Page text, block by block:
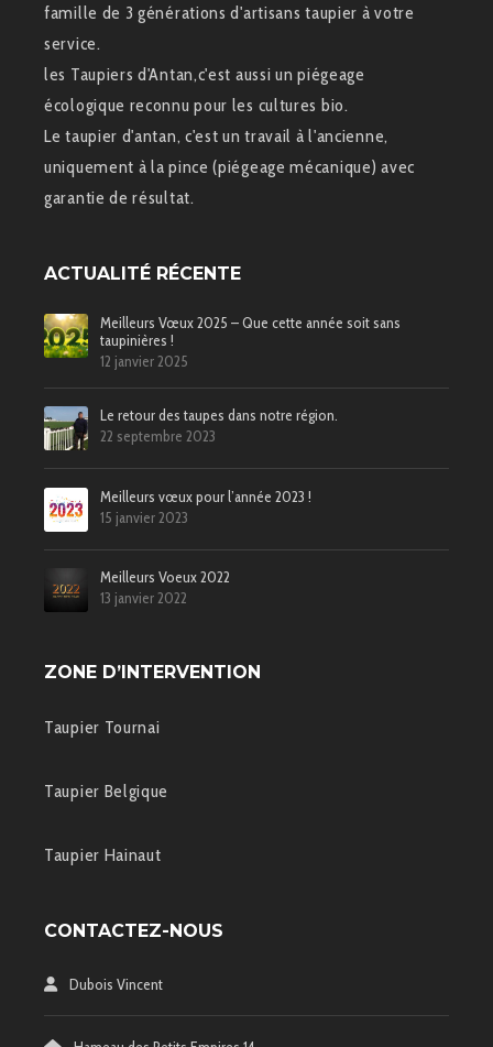
famille de 3 générations d'artisans taupier à votre
service.
les Taupiers d'Antan,c'est aussi un piégeage
écologique reconnu pour les cultures bio.
Le taupier d'antan, c'est un travail à l'ancienne,
uniquement à la pince (piégeage mécanique) avec
garantie de résultat.
ACTUALITÉ RÉCENTE
Meilleurs Vœux 2025 – Que cette année soit sans
taupinières !
12 janvier 2025
Le retour des taupes dans notre région.
22 septembre 2023
Meilleurs vœux pour l’année 2023 !
15 janvier 2023
Meilleurs Voeux 2022
13 janvier 2022
ZONE D’INTERVENTION
Taupier Tournai
Taupier Belgique
Taupier Hainaut
CONTACTEZ-NOUS
Dubois Vincent